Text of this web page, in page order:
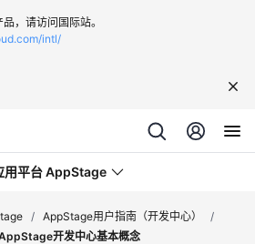
，请访问国际站。
intl/
用平台 AppStage
/ AppStage用户指南（开发中心）
/
开发中心基本概念